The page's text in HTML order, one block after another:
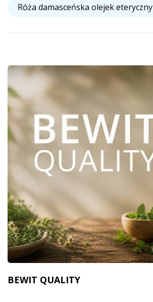
Róża damasceńska olejek eteryczny
BEWIT QUALITY